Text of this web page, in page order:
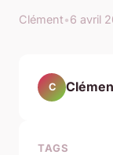
Clément•6 avril
C
TAGS